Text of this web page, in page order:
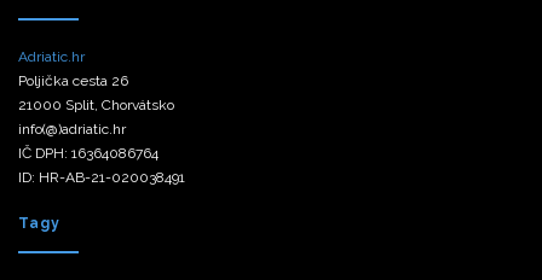
Adriatic.hr
Poljička cesta 26
21000 Split, Chorvátsko
info(@)adriatic.hr
IČ DPH: 16364086764
ID: HR-AB-21-020038491
Tagy